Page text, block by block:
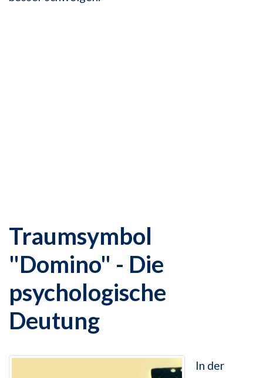
Traumsymbol
"Domino" - Die
psychologische
Deutung
In der